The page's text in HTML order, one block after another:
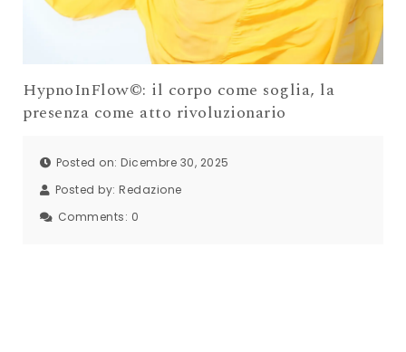
HypnoInFlow©: il corpo come soglia, la
presenza come atto rivoluzionario
Posted on: Dicembre 30, 2025
Posted by: Redazione
Comments: 0